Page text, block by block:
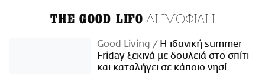
THE GOOD LIFO ΔΗΜΟΦΙΛΗ
Good Living
Η ιδανική summer
Friday ξεκινά με δουλειά στο σπίτι
και καταλήγει σε κάποιο νησί